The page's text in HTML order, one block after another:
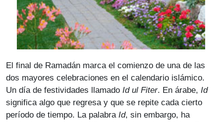
El final de Ramadán marca el comienzo de una de las
dos mayores celebraciones en el calendario islámico.
Un día de festividades llamado Id ul Fiter. En árabe, Id
significa algo que regresa y que se repite cada cierto
período de tiempo. La palabra Id, sin embargo, ha